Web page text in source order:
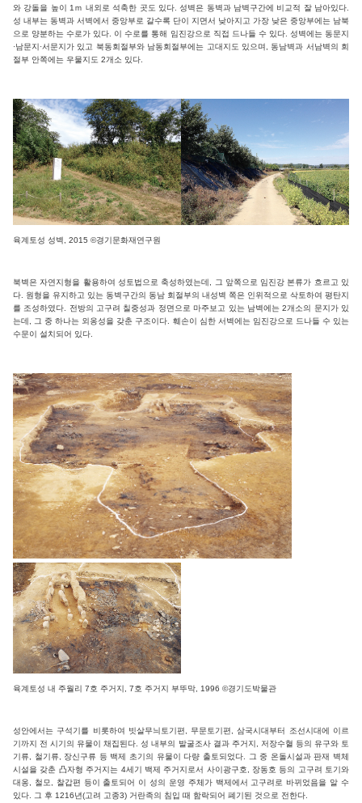
와 강돌을 높이 1ｍ 내외로 석축한 곳도 있다. 성벽은 동벽과 남벽구간에 비교적 잘 남아있다.
성 내부는 동벽과 서벽에서 중앙부로 갈수록 단이 지면서 낮아지고 가장 낮은 중앙부에는 남북
으로 양분하는 수로가 있다. 이 수로를 통해 임진강으로 직접 드나들 수 있다. 성벽에는 동문지
·남문지·서문지가 있고 북동회절부와 남동회절부에는 고대지도 있으며, 동남벽과 서남벽의 회
절부 안쪽에는 우물지도 2개소 있다.
육계토성 성벽, 2015 ©경기문화재연구원
북벽은 자연지형을 활용하여 성토법으로 축성하였는데, 그 앞쪽으로 임진강 본류가 흐르고 있
다. 원형을 유지하고 있는 동벽구간의 동남 회절부의 내성벽 쪽은 인위적으로 삭토하여 평탄지
를 조성하였다. 전방의 고구려 칠중성과 정면으로 마주보고 있는 남벽에는 2개소의 문지가 있
는데, 그 중 하나는 외옹성을 갖춘 구조이다. 훼손이 심한 서벽에는 임진강으로 드나들 수 있는
수문이 설치되어 있다.
육계토성 내 주월리 7호 주거지, 7호 주거지 부뚜막, 1996 ©경기도박물관
성안에서는 구석기를 비롯하여 빗살무늬토기편, 무문토기편, 삼국시대부터 조선시대에 이르
기까지 전 시기의 유물이 채집된다. 성 내부의 발굴조사 결과 주거지, 저장수혈 등의 유구와 토
기류, 철기류, 장신구류 등 백제 초기의 유물이 다량 출토되었다. 그 중 온돌시설과 판재 벽체
시설을 갖춘 凸자형 주거지는 4세기 백제 주거지로서 사이광구호, 장동호 등의 고구려 토기와
대옹, 철모, 찰갑편 등이 출토되어 이 성의 운영 주체가 백제에서 고구려로 바뀌었음을 알 수
있다. 그 후 1216년(고려 고종3) 거란족의 침입 때 함락되어 폐기된 것으로 전한다.